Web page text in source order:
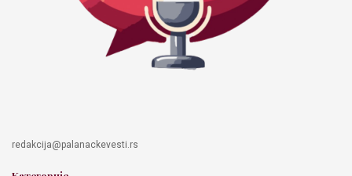
redakcija@palanackevesti.rs